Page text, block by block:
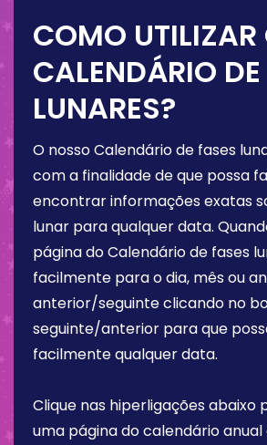
COMO UTILIZAR
CALENDÁRIO DE
LUNARES?
O nosso Calendário de fases
com a finalidade de que possa
encontrar informações exatas
lunar para qualquer data.
página do Calendário de fases
facilmente para o dia, mês ou
anterior/seguinte clicando no
seguinte/anterior para que
facilmente qualquer data.
Clique nas hiperligações abaixo
uma página do calendário anual